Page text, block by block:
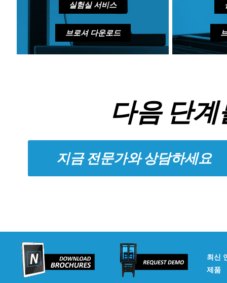
실험실 서비스
브로셔 다운로드
다음 단
지금 전문가와 상담하세요
최신
제품